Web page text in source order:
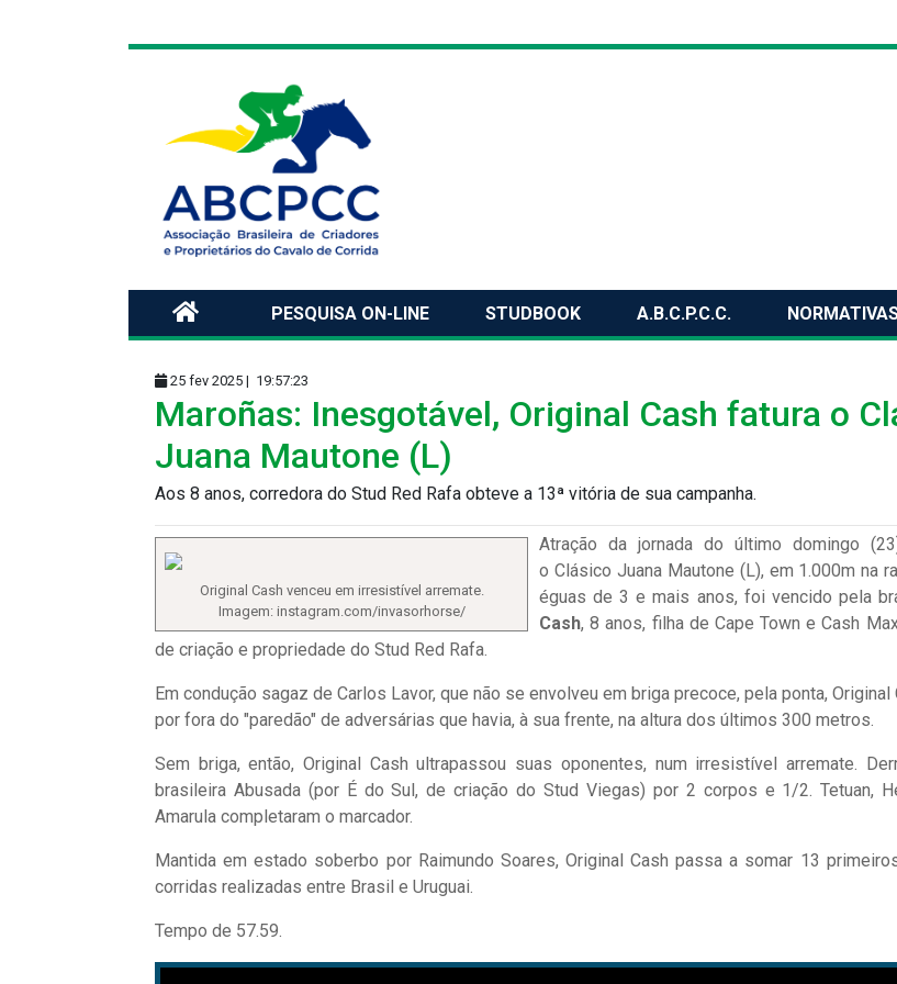
PESQUISA ON-LINE STUDBOOK A.B.C.P.C.C.
25 fev 2025 | 19:57:23
Maroñas: Inesgotável, Original Cash fatura o
Juana Mautone (L)
Aos 8 anos, corredora do Stud Red Rafa obteve a 13ª vitória de sua campanha.
Original Cash venceu em irresistível arremate.
Imagem: instagram.com/invasorhorse/
Atração da jornada do último domingo
o Clásico Juana Mautone (L), em 1.000m na
éguas de 3 e mais anos, foi vencido pela
Cash, 8 anos, filha de Cape Town e Cash
de criação e propriedade do Stud Red Rafa.
Em condução sagaz de Carlos Lavor, que não se envolveu em briga precoce, pela ponta, Original
por fora do "paredão" de adversárias que havia, à sua frente, na altura dos últimos 300 metros.
Sem briga, então, Original Cash ultrapassou suas oponentes, num irresistível arremate.
brasileira Abusada (por É do Sul, de criação do Stud Viegas) por 2 corpos e 1/2. Tetuan,
Amarula completaram o marcador.
Mantida em estado soberbo por Raimundo Soares, Original Cash passa a somar 13
corridas realizadas entre Brasil e Uruguai.
Tempo de 57.59.